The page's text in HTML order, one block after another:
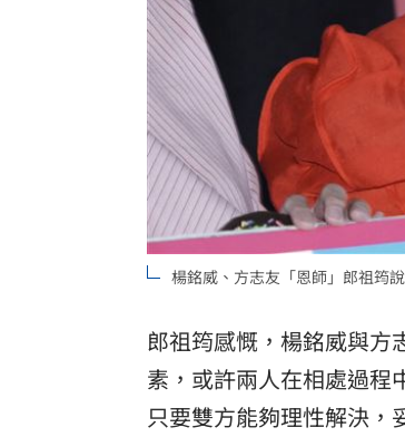
楊銘威、方志友「恩師」郎祖筠
郎祖筠感慨，楊銘威與方
素，或許兩人在相處過程
只要雙方能夠理性解決，